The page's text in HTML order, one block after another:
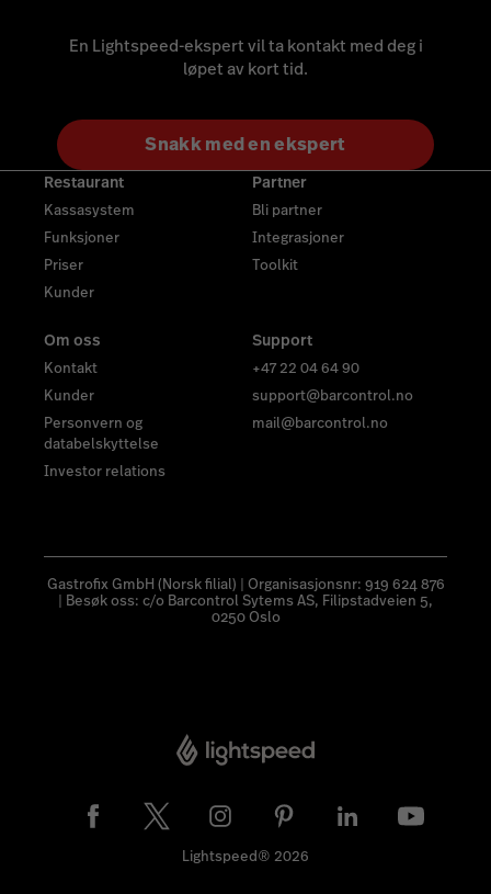
En Lightspeed-ekspert vil ta kontakt med deg i
løpet av kort tid.
Snakk med en ekspert
Restaurant
Kassasystem
Funksjoner
Priser
Kunder
Partner
Bli partner
Integrasjoner
Toolkit
Om oss
Kontakt
Kunder
Personvern og
databelskyttelse
Investor relations
Support
+47 22 04 64 90
support@barcontrol.no
mail@barcontrol.no
Gastrofix GmbH (Norsk filial) | Organisasjonsnr: 919 624 876
| Besøk oss: c/o Barcontrol Sytems AS, Filipstadveien 5,
0250 Oslo
Lightspeed® 2026